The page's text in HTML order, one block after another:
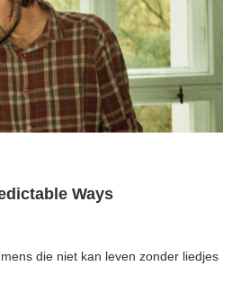
Ways
die niet kan leven zonder liedjes